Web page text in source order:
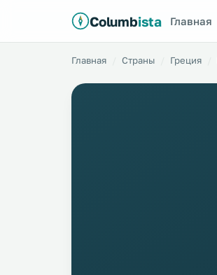
Columbista Главная
Главная Страны Греция